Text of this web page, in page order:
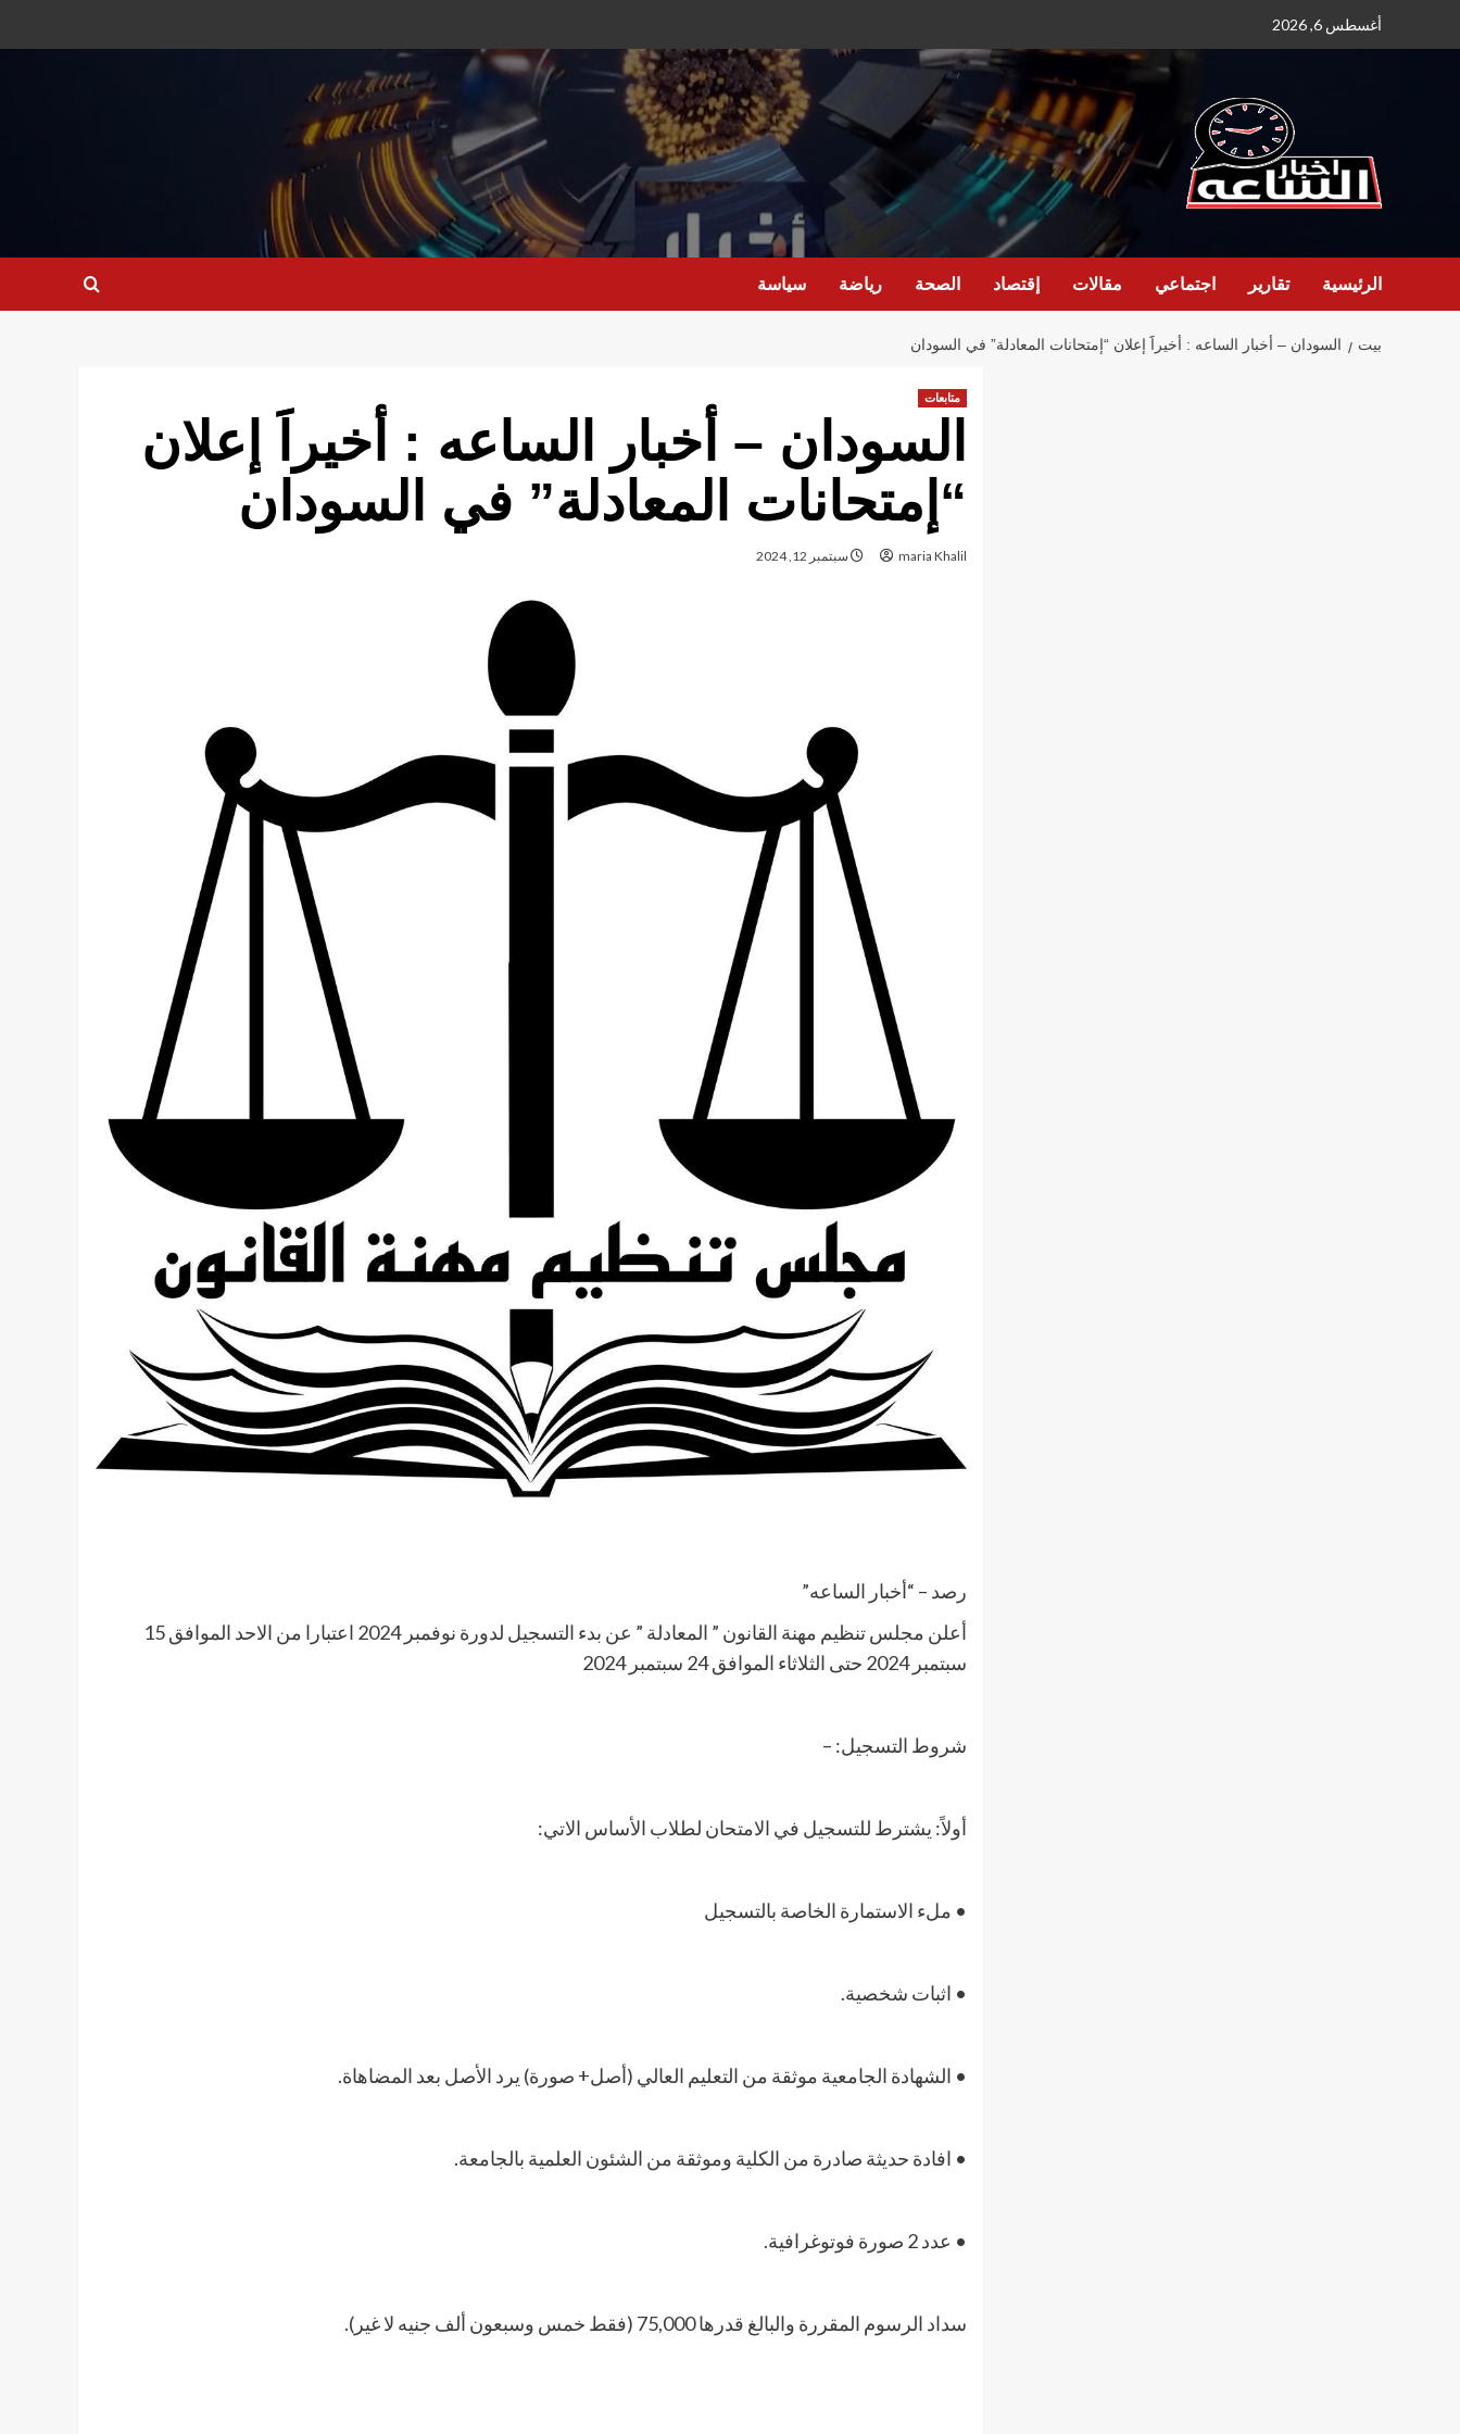
أغسطس 6, 2026
الرئيسية تقارير اجتماعي مقالات إقتصاد الصحة رياضة سياسة
بيت السودان – أخبار الساعه : أخيراََ إعلان “إمتحانات المعادلة” في السودان
متابعات
السودان – أخبار الساعه : أخيراََ إعلان
“إمتحانات المعادلة” في السودان
maria Khalil سبتمبر 12, 2024
رصد – “أخبار الساعه”
أعلن مجلس تنظيم مهنة القانون ” المعادلة ” عن بدء التسجيل لدورة نوفمبر 2024 اعتبارا من الاحد الموافق 15
سبتمبر 2024 حتى الثلاثاء الموافق 24 سبتمبر 2024
شروط التسجيل: –
أولاً: يشترط للتسجيل في الامتحان لطلاب الأساس الاتي:
• ملء الاستمارة الخاصة بالتسجيل
• اثبات شخصية.
• الشهادة الجامعية موثقة من التعليم العالي (أصل+ صورة) يرد الأصل بعد المضاهاة.
• افادة حديثة صادرة من الكلية وموثقة من الشئون العلمية بالجامعة.
• عدد 2 صورة فوتوغرافية.
سداد الرسوم المقررة والبالغ قدرها 75,000 (فقط خمس وسبعون ألف جنيه لا غير).